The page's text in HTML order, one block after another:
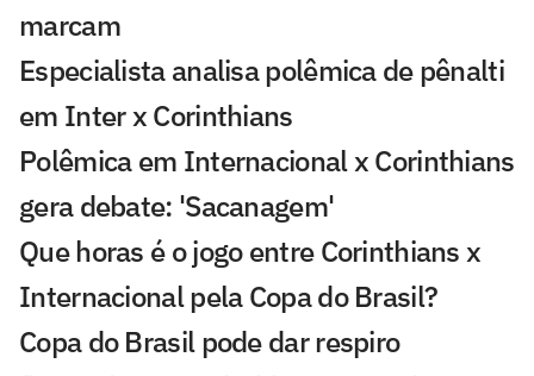
marcam
Especialista analisa polêmica de pênalti
em Inter x Corinthians
Polêmica em Internacional x Corinthians
gera debate: 'Sacanagem'
Que horas é o jogo entre Corinthians x
Internacional pela Copa do Brasil?
Copa do Brasil pode dar respiro